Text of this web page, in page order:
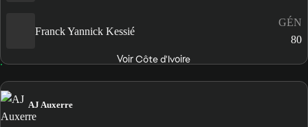
Franck Yannick Kessié
GÉN
80
Voir Côte d'Ivoire
AJ Auxerre